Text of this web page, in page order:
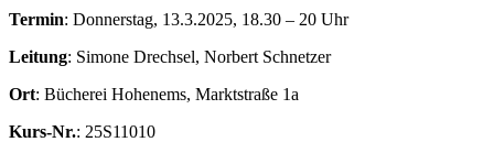
Termin: Donnerstag, 13.3.2025, 18.30 – 20 Uhr
Leitung: Simone Drechsel, Norbert Schnetzer
Ort: Bücherei Hohenems, Marktstraße 1a
Kurs-Nr.: 25S11010